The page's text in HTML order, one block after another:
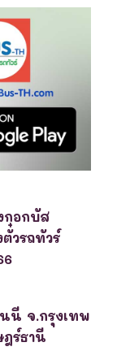
กอกบัส
วรถทัวร์
นี จ.กรุงเทพ
ร์ธานี